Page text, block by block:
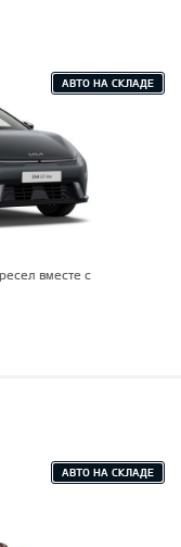
АВТО НА СКЛАДЕ
вместе с
АВТО НА СКЛАДЕ